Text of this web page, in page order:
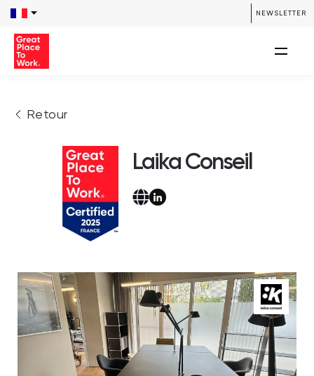
NEWSLETTER
Retour
Laika Conseil